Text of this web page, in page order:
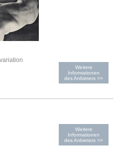
Weitere
Informationen
des Anbieters >>
Weitere
Informationen
des Anbieters >>